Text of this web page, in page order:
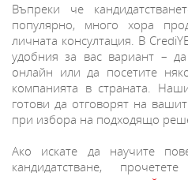
Въпреки че
популярно, много хора
личната консултация. В
удобния за вас вариант – да
онлайн или да посетите
компанията в страната.
готови да отговорят на
при избора на подходящо
Ако искате да научите
кандидатстване,